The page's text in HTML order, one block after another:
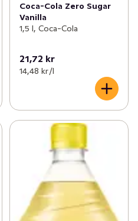
Coca-Cola Zero Sugar
Vanilla
1,5 l, Coca-Cola
21,72 kr
14,48 kr /l